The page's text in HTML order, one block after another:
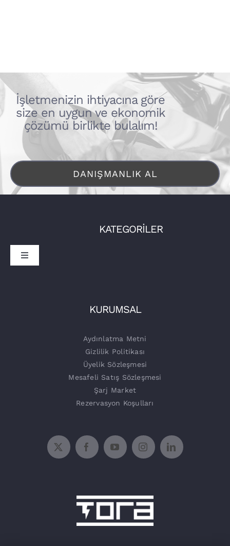
İşletmenizin ihtiyacına göre
size en uygun ve ekonomik
çözümü birlikte bulalım!
DANIŞMANLIK AL
KATEGORİLER
Toggle
KURUMSAL
Aydınlatma Metni
Gizlilik Politikası
Üyelik Sözleşmesi
Mesafeli Satış Sözleşmesi
Şarj Market
Rezervasyon Koşulları